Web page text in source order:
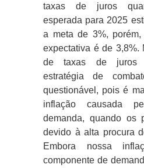
taxas de juros
esperada para 2025
a meta de 3%, porém,
expectativa é de 3,8%.
de taxas de juros
estratégia de
questionável, pois é
inflação causada
demanda, quando os
devido à alta procura
Embora nossa
componente de